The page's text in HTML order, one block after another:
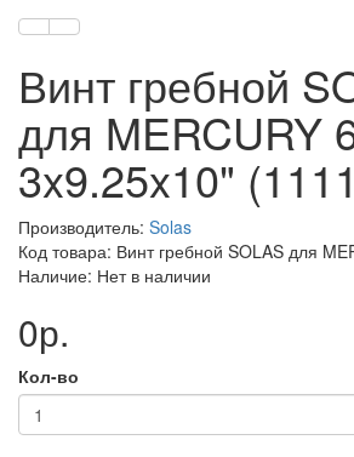
Винт гребной
для MERCURY
3x9.25x10"
Производитель: Solas
Код товара: Винт гребной SOLAS для
Наличие: Нет в наличии
0р.
Кол-во